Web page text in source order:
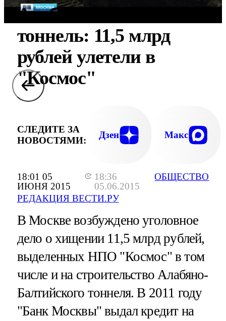
18:01 05
ИЮНЯ 2015
18:36
05.06.2015
РЕДАКЦИЯ ВЕСТИ.РУ
ОБЩЕСТВО
Алабяно-Балтийский
тоннель: 11,5 млрд
рублей улетели в
"Космос"
СЛЕДИТЕ ЗА
НОВОСТЯМИ:
Дзен Макс
В Москве возбуждено уголовное
дело о хищении 11,5 млрд рублей,
выделенных НПО "Космос" в том
числе и на строительство Алабяно-
Балтийского тоннеля. В 2011 году
"Банк Москвы" выдал кредит на